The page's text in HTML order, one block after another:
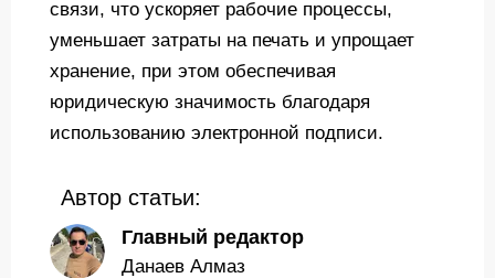
связи, что ускоряет рабочие процессы,
уменьшает затраты на печать и упрощает
хранение, при этом обеспечивая
юридическую значимость благодаря
использованию электронной подписи.
Автор статьи:
Главный редактор
Данаев Алмаз
Телефон